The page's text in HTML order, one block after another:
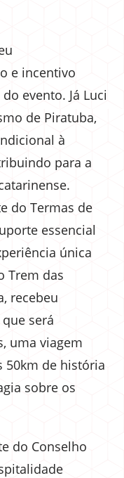
e incentivo
evento. Já Luci
de Piratuba,
à
para a
do Termas de
essencial
única
Trem das
recebeu
será
uma viagem
50km de história
sobre os
do Conselho